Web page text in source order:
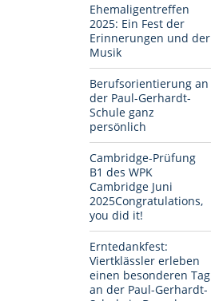
Ehemaligentreffen
2025: Ein Fest der
Erinnerungen und der
Musik
Berufsorientierung an
der Paul-Gerhardt-
Schule ganz
persönlich
Cambridge-Prüfung
B1 des WPK
Cambridge Juni
2025Congratulations,
you did it!
Erntedankfest:
Viertklässler erleben
einen besonderen Tag
an der Paul-Gerhardt-